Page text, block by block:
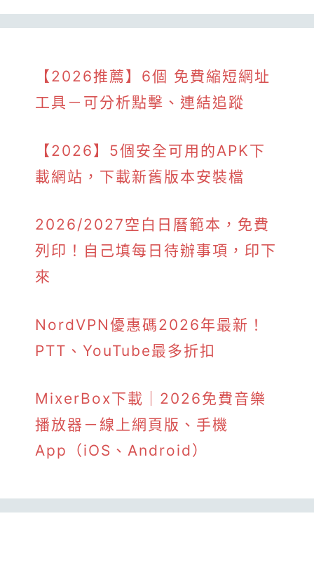
【2026推薦】6個 免費縮短網址
工具－可分析點擊、連結追蹤
【2026】5個安全可用的APK下
載網站，下載新舊版本安裝檔
2026/2027空白日曆範本，免費
列印！自己填每日待辦事項，印下
來
NordVPN優惠碼2026年最新！
PTT、YouTube最多折扣
MixerBox下載｜2026免費音樂
播放器－線上網頁版、手機
App（iOS、Android）